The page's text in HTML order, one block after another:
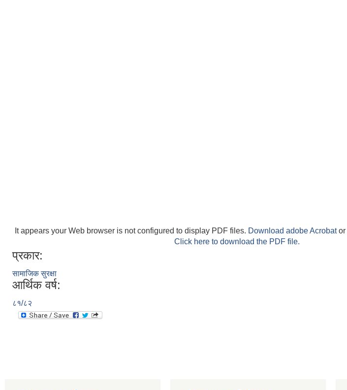
It appears your Web browser is not configured to display PDF files. Download adobe Acrobator
Click here to download the PDF file.
प्रकार:
सामाजिक सुरक्षा
आर्थिक वर्ष:
८१/८२